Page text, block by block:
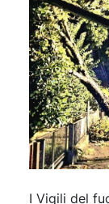
I Vigili del